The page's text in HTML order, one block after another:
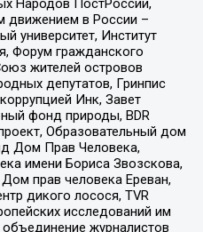
Народов ПостРоссии,
движением в России –
университет, Институт
Форум гражданского
жителей островов
депутатов, Гринпис
Инк, Завет
фонд природы, BDR
Образовательный дом
Дом Прав Человека,
имени Бориса Звозскова,
прав человека Ереван,
дикого лосося, TVR
исследований им
журналистов